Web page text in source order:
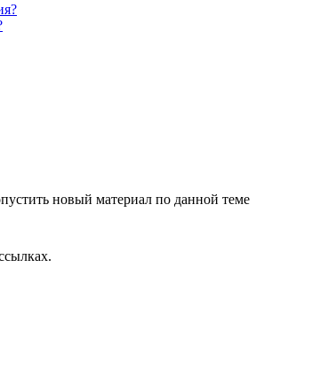
новый материал по данной теме